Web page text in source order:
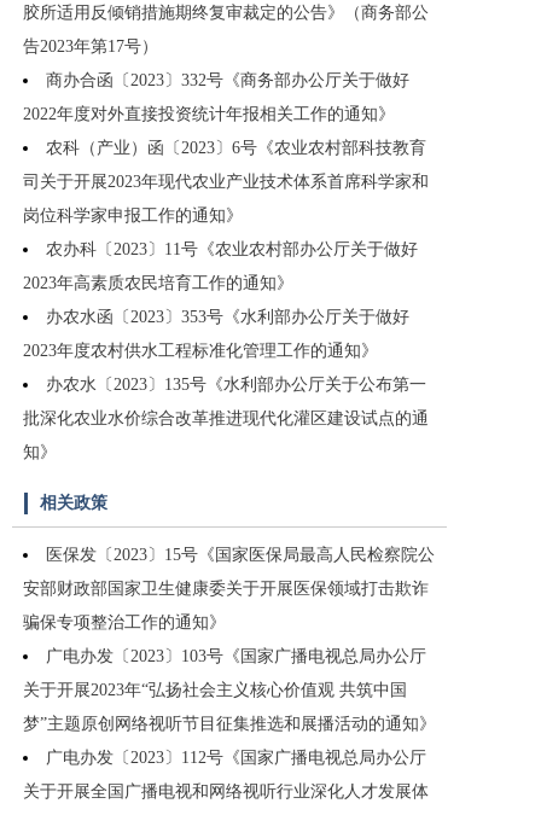
胶所适用反倾销措施期终复审裁定的公告》（商务部公
告2023年第17号）
商办合函〔2023〕332号《商务部办公厅关于做好
2022年度对外直接投资统计年报相关工作的通知》
农科（产业）函〔2023〕6号《农业农村部科技教育
司关于开展2023年现代农业产业技术体系首席科学家和
岗位科学家申报工作的通知》
农办科〔2023〕11号《农业农村部办公厅关于做好
2023年高素质农民培育工作的通知》
办农水函〔2023〕353号《水利部办公厅关于做好
2023年度农村供水工程标准化管理工作的通知》
办农水〔2023〕135号《水利部办公厅关于公布第一
批深化农业水价综合改革推进现代化灌区建设试点的通
知》
相关政策
医保发〔2023〕15号《国家医保局最高人民检察院公
安部财政部国家卫生健康委关于开展医保领域打击欺诈
骗保专项整治工作的通知》
广电办发〔2023〕103号《国家广播电视总局办公厅
关于开展2023年“弘扬社会主义核心价值观 共筑中国
梦”主题原创网络视听节目征集推选和展播活动的通知》
广电办发〔2023〕112号《国家广播电视总局办公厅
关于开展全国广播电视和网络视听行业深化人才发展体